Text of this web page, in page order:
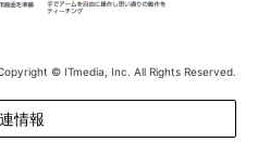
© ITmedia, Inc. All Rights Reserved.
情報